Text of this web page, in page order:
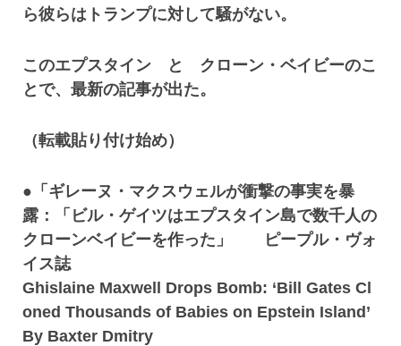
ら彼らはトランプに対して騒がない。
このエプスタイン と クローン・ベイビーのこ
とで、最新の記事が出た。
（転載貼り付け始め）
●「ギレーヌ・マクスウェルが衝撃の事実を暴
露：「ビル・ゲイツはエプスタイン島で数千人の
クローンベイビーを作った」 ピープル・ヴォ
イス誌
Ghislaine Maxwell Drops Bomb: ‘Bill Gates Cl
oned Thousands of Babies on Epstein Island’
By Baxter Dmitry